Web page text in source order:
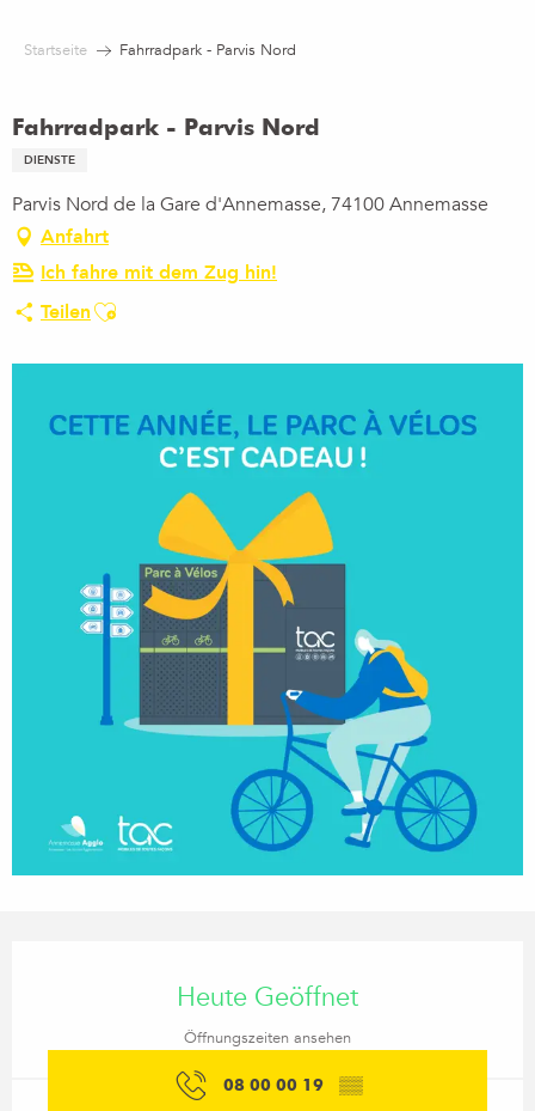
Startseite Fahrradpark - Parvis Nord
Fahrradpark - Parvis Nord
DIENSTE
Parvis Nord de la Gare d'Annemasse, 74100 Annemasse
Anfahrt
Ich fahre mit dem Zug hin!
TeilenAjouter aux favoris
Heute Geöffnet
Öffnungszeiten ansehen
08 00 00 19 ▒▒